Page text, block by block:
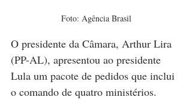
Foto: Agência Brasil
O presidente da Câmara, Arthur Lira
(PP-AL), apresentou ao presidente
Lula um pacote de pedidos que inclui
o comando de quatro ministérios.